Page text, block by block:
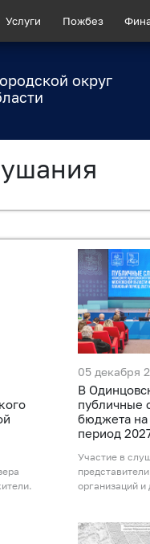
Услуги Пожбез
округ
05 декабря
В
публичные
бюджета на
период
Участие в
организаций и